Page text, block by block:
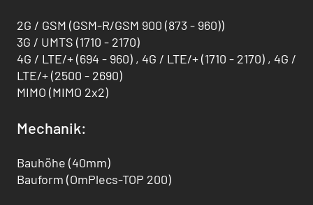
2G / GSM (GSM-R/GSM 900 (873 - 960))
3G / UMTS (1710 - 2170)
4G / LTE/+ (694 - 960) , 4G / LTE/+ (1710 - 2170) , 4G /
LTE/+ (2500 - 2690)
MIMO (MIMO 2x2)
Mechanik:
Bauhöhe (40mm)
Bauform (OmPlecs-TOP 200)